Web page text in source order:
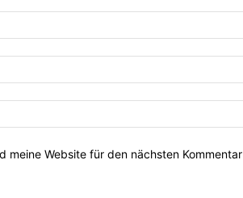
meine Website für den nächsten Kommentar